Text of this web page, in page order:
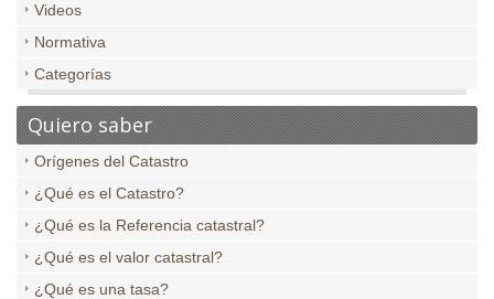
Videos
Normativa
Categorías
Quiero saber
Orígenes del Catastro
¿Qué es el Catastro?
¿Qué es la Referencia catastral?
¿Qué es el valor catastral?
¿Qué es una tasa?